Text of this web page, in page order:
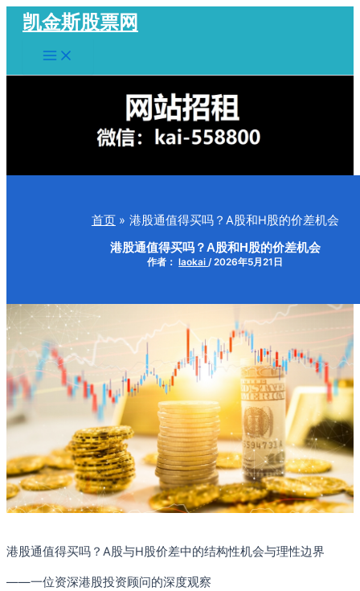
容
凯金斯股票网
Main
Menu
首页 港股通值得买吗？A股和H股的价差机会
港股通值得买吗？A股和H股的价差机会
作者： laokai /2026年5月21日
港股通值得买吗？A股与H股价差中的结构性机会与理性边界
——一位资深港股投资顾问的深度观察